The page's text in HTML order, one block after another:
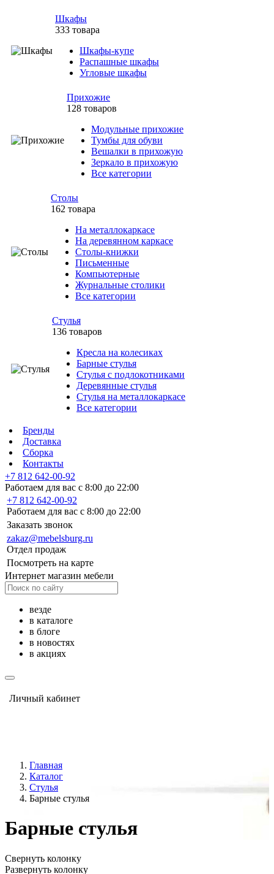
Шкафы
333 товара
Шкафы-купе
Распашные шкафы
Угловые шкафы
Прихожие
128 товаров
Модульные прихожие
Тумбы для обуви
Вешалки в прихожую
Зеркало в прихожую
Все категории
Столы
162 товара
На металлокаркасе
На деревянном каркасе
Столы-книжки
Письменные
Компьютерные
Журнальные столики
Все категории
Стулья
136 товаров
Кресла на колесиках
Барные стулья
Стулья с подлокотниками
Деревянные стулья
Стулья на металлокаркасе
Все категории
Бренды
Доставка
Сборка
Контакты
+7 812 642-00-92
Работаем для вас с 8:00 до 22:00
+7 812 642-00-92
Работаем для вас с 8:00 до 22:00
Заказать звонок
zakaz@mebelsburg.ru
Отдел продаж
Посмотреть на карте
Интернет магазин мебели
везде
в каталоге
в блоге
в новостях
в акциях
Личный кабинет
Главная
Каталог
Стулья
Барные стулья
Барные стулья
Свернуть колонку
Развернуть колонку